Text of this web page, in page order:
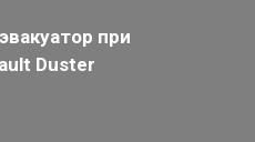
при
Duster